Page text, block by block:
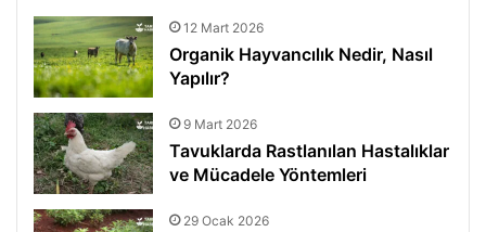
12 Mart 2026
Organik Hayvancılık Nedir, Nasıl
Yapılır?
9 Mart 2026
Tavuklarda Rastlanılan Hastalıklar
ve Mücadele Yöntemleri
29 Ocak 2026